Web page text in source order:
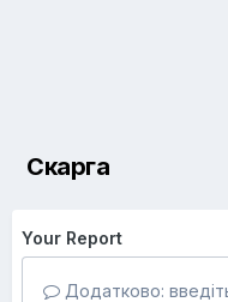
Скарга
Your Report
Додатково: